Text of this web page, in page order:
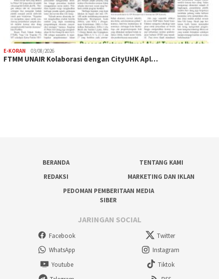
E-KORAN 03/08/2026
FTMM UNAIR Kolaborasi dengan CityUHK Apl…
BERANDA
TENTANG KAMI
REDAKSI
MARKETING DAN IKLAN
PEDOMAN PEMBERITAAN MEDIA
SIBER
JARINGAN SOCIAL
Facebook
Twitter
WhatsApp
Instagram
Youtube
Tiktok